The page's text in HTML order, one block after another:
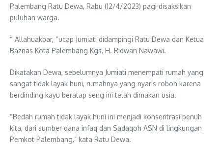
Palembang Ratu Dewa, Rabu (12/4/2023) pagi disaksikan
puluhan warga.
“ Allahuakbar, “ucap Jumiati didampingi Ratu Dewa dan Ketua
Baznas Kota Palembang Kgs, H. Ridwan Nawawi.
Dikatakan Dewa, sebelumnya Jumiati menempati rumah yang
sangat tidak layak huni, rumahnya yang nyaris roboh karena
berdinding kayu beratap seng ini telah dimakan usia.
“Bedah rumah tidak layak huni ini menjadi konsentrasi penuh
kita, dari sumber dana infaq dan Sadaqoh ASN di lingkungan
Pemkot Palembang,” kata Ratu Dewa.